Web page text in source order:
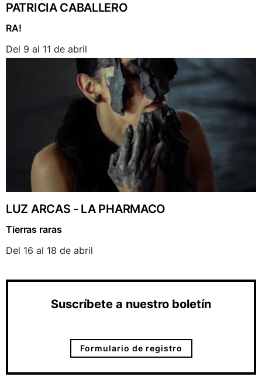
PATRICIA CABALLERO
RA!
Del 9 al 11 de abril
LUZ ARCAS - LA PHARMACO
Tierras raras
Del 16 al 18 de abril
Suscríbete a nuestro boletín
Formulario de registro